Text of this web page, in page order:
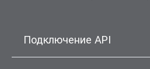
Подключение API